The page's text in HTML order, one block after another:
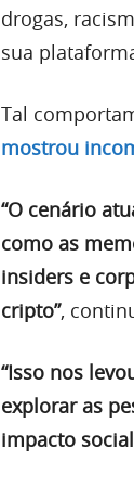
drogas,
sua
Tal
mostrou
“O cenário
como as
insiders e
cripto”,
“Isso nos
explorar as
impacto